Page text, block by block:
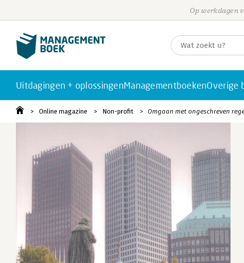
Op werkdagen
Uitdagingen + oplossingenManagementboekenOverige
Online magazine Non-profit Omgaan met ongeschreven